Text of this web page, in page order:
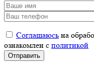
Соглашаюсь на
ознакомлен с политикой